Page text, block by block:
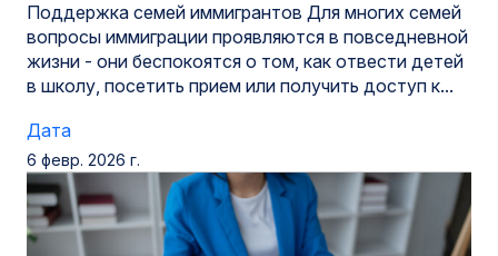
Поддержка семей иммигрантов Для многих семей
вопросы иммиграции проявляются в повседневной
жизни - они беспокоятся о том, как отвести детей
в школу, посетить прием или получить доступ к...
Дата
6 февр. 2026 г.